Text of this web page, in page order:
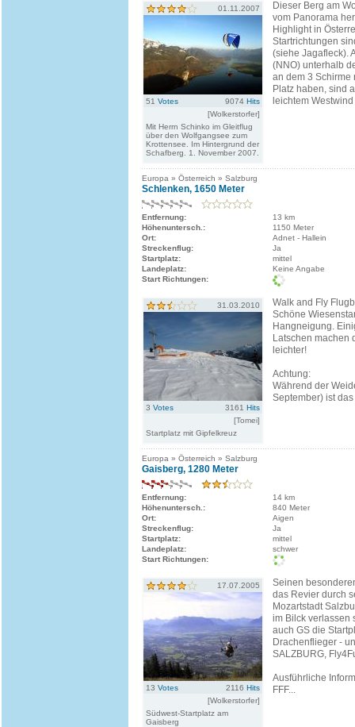
01.11.2007
51 Votes 9074 Hits
[Wolkerstorfer]
Mit Herrn Schinko im Gleitflug
über den Wolfgangsee zum
Krottensee. Im Hintergrund der
Schafberg. 1. November 2007.
Dieser Berg am
vom Panorama
Highlight in
Startrichtungen
(siehe Jagafleck).
(NNO) unterhalb
an dem 3
Platz haben, sind
leichtem
Europa » Österreich » Salzburg
Schlenken, 1650 Meter
Entfernung:
13 km
Höhenuntersch.:
1150 Meter
Ort:
Adnet - Hallein
Streckenflug:
Ja
Startplatz:
mittel
Landeplatz:
Keine Angabe
Start Richtungen:
31.03.2010
3 Votes 3161 Hits
[Tomei]
Startplatz mit Gipfelkreuz
Walk and Fly
Schöne
Hangneigung.
Latschen machen
leichter!
Achtung:
Während der
September) ist
Europa » Österreich » Salzburg
Gaisberg, 1280 Meter
Entfernung:
14 km
Höhenuntersch.:
840 Meter
Ort:
Aigen
Streckenflug:
Ja
Startplatz:
mittel
Landeplatz:
schwer
Start Richtungen:
17.07.2005
13 Votes 2116 Hits
[Wolkerstorfer]
Südwest-Startplatz am
Gaisberg
Seinen
das Revier durch
Mozartstadt
im Bilck verlassen
auch GS die
Drachenflieger -
SALZBURG,
Ausführliche
FFF...